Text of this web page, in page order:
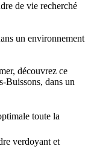
de vie recherché
un environnement
découvrez ce
Buissons, dans un
toute la
verdoyant et